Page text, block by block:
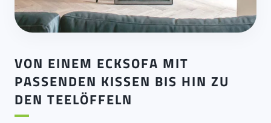
VON EINEM ECKSOFA MIT
PASSENDEN KISSEN BIS HIN ZU
DEN TEELÖFFELN